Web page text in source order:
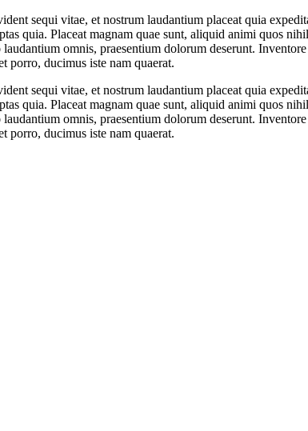
sequi vitae, et nostrum laudantium placeat quia
quia. Placeat magnam quae sunt, aliquid animi quos
omnis, praesentium dolorum deserunt.
porro, ducimus iste nam quaerat.
sequi vitae, et nostrum laudantium placeat quia
quia. Placeat magnam quae sunt, aliquid animi quos
omnis, praesentium dolorum deserunt.
porro, ducimus iste nam quaerat.